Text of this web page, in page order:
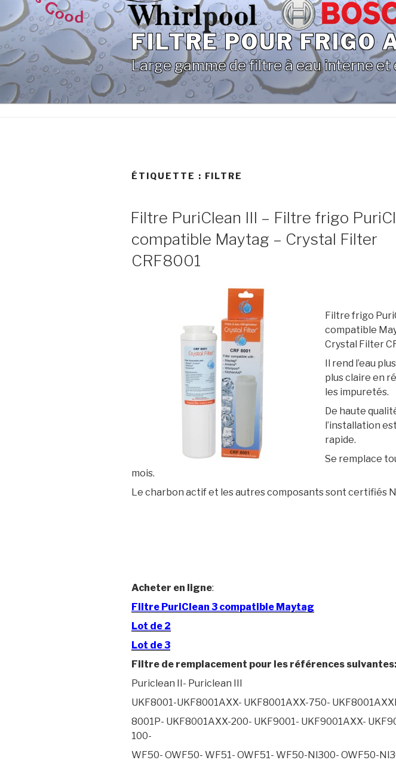
au
contenu
principal
FILTRE POUR FRIGO
Large gamme de filtre à eau interne et
ÉTIQUETTE : FILTRE
Filtre PuriClean III – Filtre frigo
compatible Maytag – Crystal Filter
CRF8001
Filtre frigo
compatible
Crystal Filter
Il rend l’eau
plus claire en
les impuretés.
De haute
l’installation
rapide.
Se remplace
mois.
Le charbon actif et les autres composants sont certifiés
Acheter en ligne:
Filtre PuriClean 3 compatible Maytag
Lot de 2
Lot de 3
Filtre de remplacement pour les références suivantes:
Puriclean II- Puriclean III
UKF8001-UKF8001AXX- UKF8001AXX-750-
8001P- UKF8001AXX-200- UKF9001- UKF9001AXX-
100-
WF50- OWF50- WF51- OWF51- WF50-Nl300- OWF50-